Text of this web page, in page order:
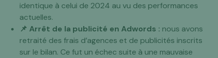
identique à celui de 2024 au vu des performances
actuelles.
📌 Arrêt de la publicité en Adwords : nous avons
retraité des frais d’agences et de publicités inscrits
sur le bilan. Ce fut un échec suite à une mauvaise